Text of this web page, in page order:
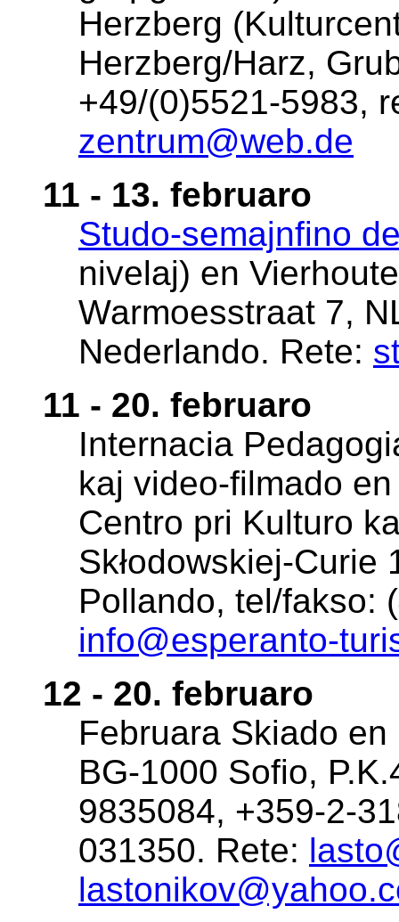
Herzberg
Herzberg/Harz,
+49/(0)5521-5983,
zentrum@web.de
11 - 13. februaro
Studo-semajnfino
nivelaj) en
Warmoesstraat 7,
Nederlando. Rete:
11 - 20. februaro
Internacia
kaj video-filmado
Centro pri Kulturo
Skłodowskiej-
Pollando, tel/fakso:
info@esperanto-
12 - 20. februaro
Februara Skiado
BG-1000 Sofio,
9835084, +359-2-
031350. Rete: